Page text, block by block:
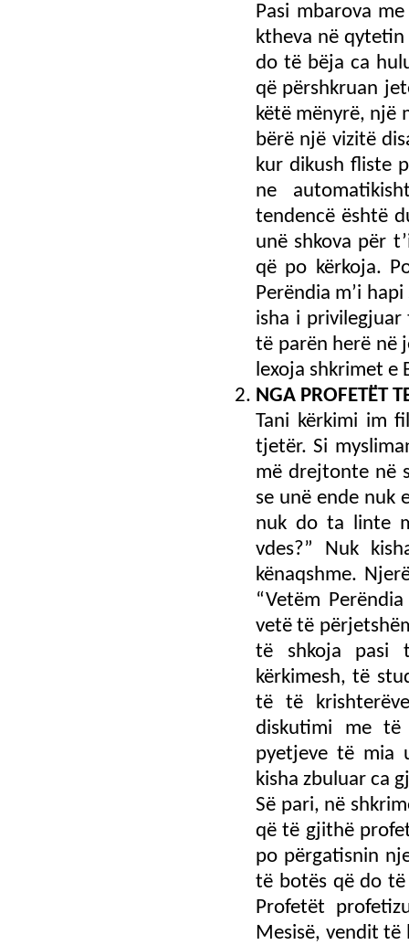
Pasi mbarova
ktheva në
do të bëja ca
që përshkruan
këtë mënyrë, një
bërë një vizitë
kur dikush fliste
ne
tendencë është
unë shkova për
që po kërkoja.
Perëndia m’i
isha i
të parën herë në
lexoja shkrimet e
NGA PROFETЁT
Tani kërkimi im
tjetër. Si
më drejtonte në
se unë ende nuk
nuk do ta linte
vdes?” Nuk
kënaqshme.
“Vetëm
vetë të
të shkoja pasi
kërkimesh, të
të të
diskutimi me të
pyetjeve të mia
kisha zbuluar ca
Së pari, në
që të gjithë
po përgatisnin
të botës që do të
Profetët
Mesisë, vendit